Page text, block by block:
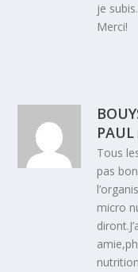
je subis.
Merci!
PAUL
Tous
pas
micro